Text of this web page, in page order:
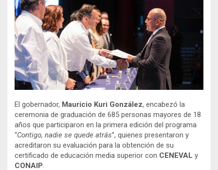
El gobernador, Mauricio Kuri González, encabezó la
ceremonia de graduación de 685 personas mayores de 18
años que participaron en la primera edición del programa
“Contigo, nadie se quede atrás”, quienes presentaron y
acreditaron su evaluación para la obtención de su
certificado de educación media superior con CENEVAL y
CONAIP.